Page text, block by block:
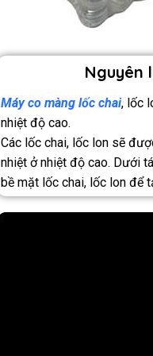
Nguyên
Máy co màng lốc chai, lốc
nhiệt độ cao.
Các lốc chai, lốc lon sẽ
nhiệt ở nhiệt độ cao. Dưới
bề mặt lốc chai, lốc lon để